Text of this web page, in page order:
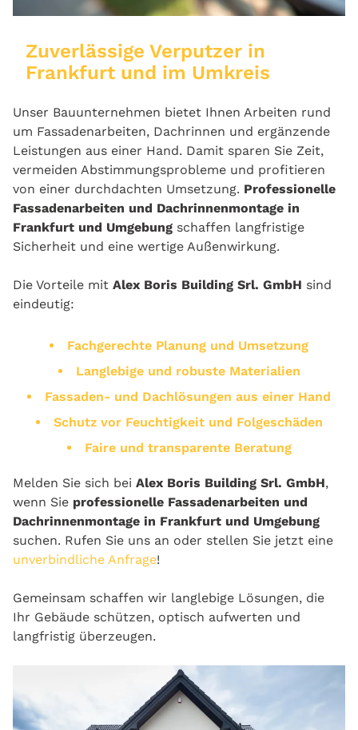
Zuverlässige Verputzer in
Frankfurt und im Umkreis
Unser Bauunternehmen bietet Ihnen Arbeiten rund
um Fassadenarbeiten, Dachrinnen und ergänzende
Leistungen aus einer Hand. Damit sparen Sie Zeit,
vermeiden Abstimmungsprobleme und profitieren
von einer durchdachten Umsetzung. Professionelle
Fassadenarbeiten und Dachrinnenmontage in
Frankfurt und Umgebung schaffen langfristige
Sicherheit und eine wertige Außenwirkung.
Die Vorteile mit Alex Boris Building Srl. GmbH sind
eindeutig:
Fachgerechte Planung und Umsetzung
Langlebige und robuste Materialien
Fassaden- und Dachlösungen aus einer Hand
Schutz vor Feuchtigkeit und Folgeschäden
Faire und transparente Beratung
Melden Sie sich bei Alex Boris Building Srl. GmbH,
wenn Sie professionelle Fassadenarbeiten und
Dachrinnenmontage in Frankfurt und Umgebung
suchen. Rufen Sie uns an oder stellen Sie jetzt eine
unverbindliche Anfrage!
Gemeinsam schaffen wir langlebige Lösungen, die
Ihr Gebäude schützen, optisch aufwerten und
langfristig überzeugen.